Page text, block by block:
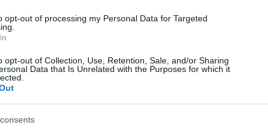
opt-out of processing my Personal Data for Targeted
opt-out of Collection, Use, Retention, Sale, and/or Sharing
Data that Is Unrelated with the Purposes for which it
esélyét.
allergia elkerülésére!
számára-mindenféle pollen száll a levegőben.
napszemüveget viselni a szabadban, időben